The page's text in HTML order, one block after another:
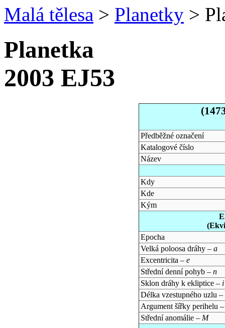
Malá tělesa > Planetky >
Planetka
2003 EJ53
Předběžné označení
Katalogové číslo
Název
Kdy
Kde
Kým
Epocha
Velká poloosa dráhy – a
Excentricita – e
Střední denní pohyb – n
Sklon dráhy k ekliptice – i
Délka vzestupného uzlu –
Argument šířky perihelu
Střední anomálie – M